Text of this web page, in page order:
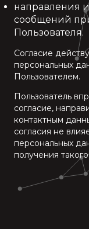
направления
сообщений
Пользователя.
Согласие
персональных
Пользователем.
Пользователь
согласие,
контактным
согласия не
персональных
получения